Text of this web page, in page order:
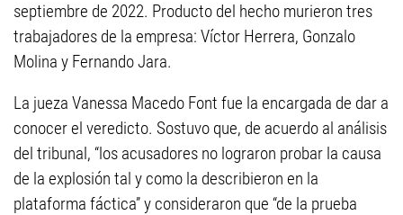
septiembre de 2022. Producto del hecho murieron tres
trabajadores de la empresa: Víctor Herrera, Gonzalo
Molina y Fernando Jara.
La jueza Vanessa Macedo Font fue la encargada de dar a
conocer el veredicto. Sostuvo que, de acuerdo al análisis
del tribunal, “los acusadores no lograron probar la causa
de la explosión tal y como la describieron en la
plataforma fáctica” y consideraron que “de la prueba